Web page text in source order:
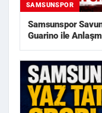
SAMSUNSPOR
Samsunspor
Guarino ile